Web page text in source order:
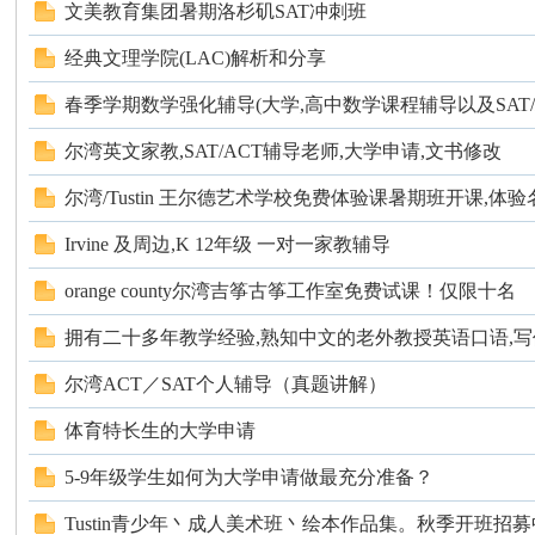
坛
文美教育集团暑期洛杉矶SAT冲刺班
经典文理学院(LAC)解析和分享
春季学期数学强化辅导(大学,高中数学课程辅导以及
尔湾英文家教,SAT/ACT辅导老师,大学申请,文书修改
尔湾/Tustin 王尔德艺术学校免费体验课暑期班开课,体验
Irvine 及周边,K 12年级 一对一家教辅导
orange county尔湾吉筝古筝工作室免费试课！仅限十名
拥有二十多年教学经验,熟知中文的老外教授英语口语,
尔湾ACT／SAT个人辅导（真题讲解）
体育特长生的大学申请
5-9年级学生如何为大学申请做最充分准备？
Tustin青少年丶成人美术班丶绘本作品集。秋季开班招募